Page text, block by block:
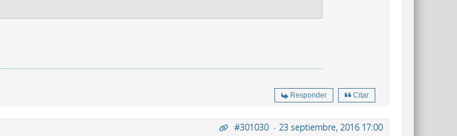
Responder Citar
#301030- 23 septiembre, 2016 17:00